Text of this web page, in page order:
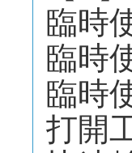
臨時
臨時
臨時
打開